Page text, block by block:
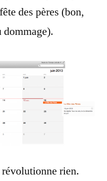
des pères (bon,
dommage).
rien.